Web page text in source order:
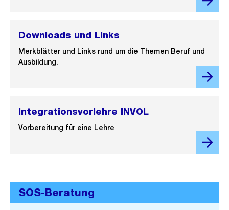
Downloads und Links
Merkblätter und Links rund um die Themen Beruf und
Ausbildung.
Integrationsvorlehre INVOL
Vorbereitung für eine Lehre
SOS-Beratung